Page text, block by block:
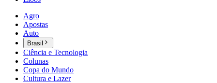
Agro
Apostas
Auto
Brasil
Ciência e Tecnologia
Colunas
Copa do Mundo
Cultura e Lazer